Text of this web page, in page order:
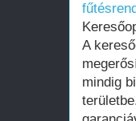
A
mindig